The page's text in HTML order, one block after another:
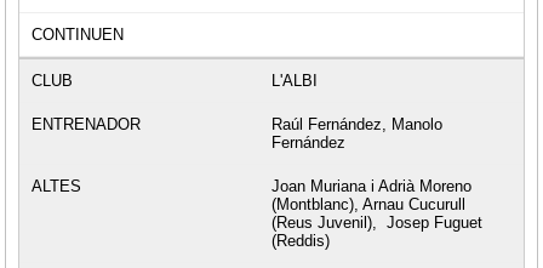
L'ALBI
Raúl Fernández, Manolo
Fernández
Joan Muriana i Adrià Moreno
(Montblanc), Arnau Cucurull
(Reus Juvenil), Josep Fuguet
(Reddis)